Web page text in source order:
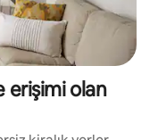
erişimi olan